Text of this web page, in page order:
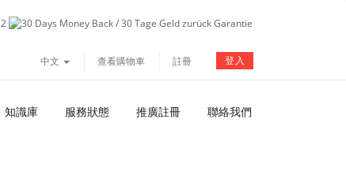
中文 查看購物車 註冊 登入
知識庫 服務狀態 推廣註冊 聯絡我們